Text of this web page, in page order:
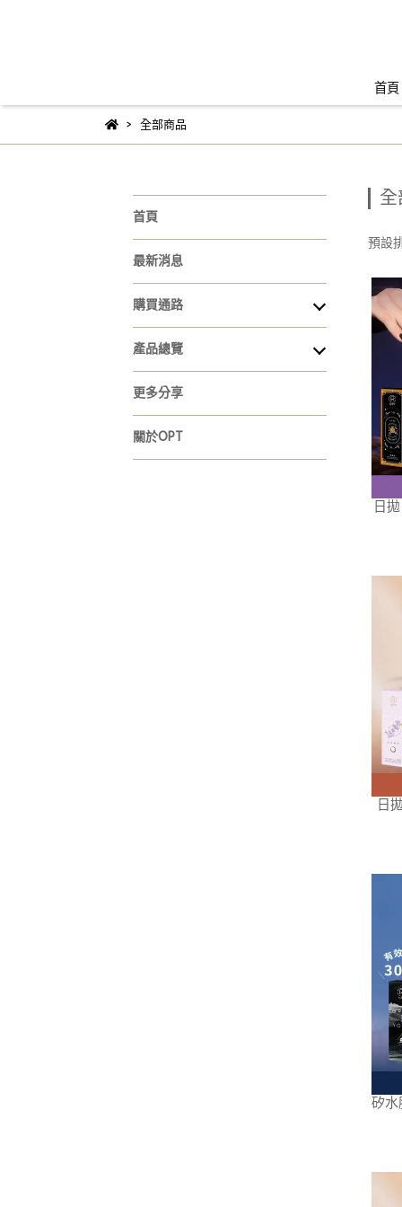
首頁
全部商品
首頁
最新消息
購買通路
產品總覽
更多分享
關於OPT
全
預設
日
日
矽水